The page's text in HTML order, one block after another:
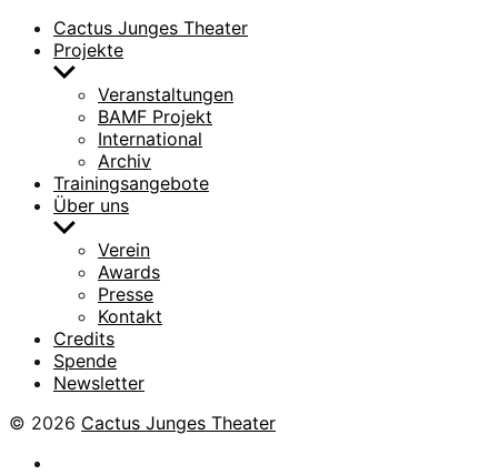
Cactus Junges Theater
Projekte
Untermenü
anzeigenVeranstaltungen
BAMF Projekt
International
Archiv
Trainingsangebote
Über uns
Untermenü
anzeigen
Verein
Awards
Presse
Kontakt
Credits
Spende
Newsletter
© 2026 Cactus Junges Theater